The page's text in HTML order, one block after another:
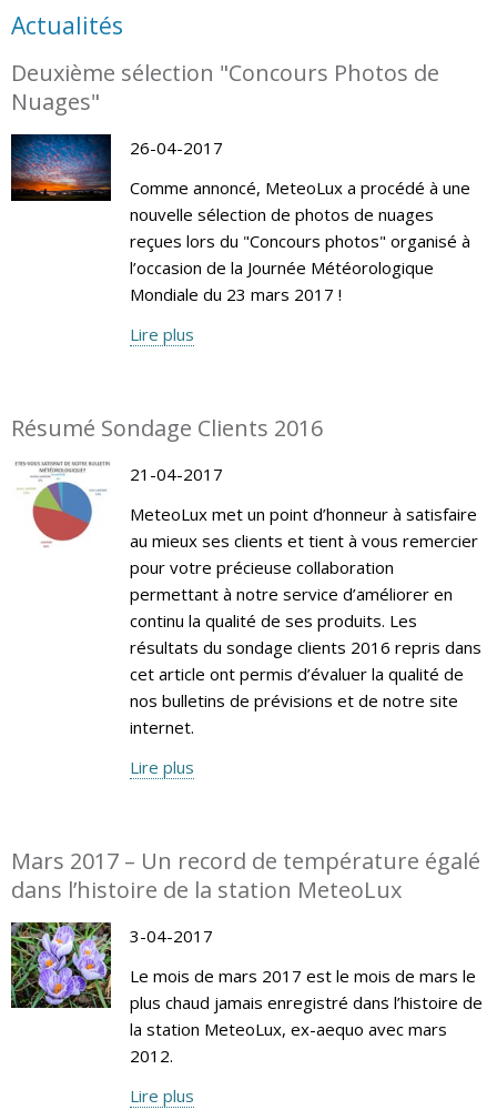
Actualités
Deuxième sélection "Concours Photos de
Nuages"
26-04-2017
Comme annoncé, MeteoLux a procédé à une
nouvelle sélection de photos de nuages
reçues lors du "Concours photos" organisé à
l’occasion de la Journée Météorologique
Mondiale du 23 mars 2017 !
Lire plus
Résumé Sondage Clients 2016
21-04-2017
MeteoLux met un point d’honneur à satisfaire
au mieux ses clients et tient à vous remercier
pour votre précieuse collaboration
permettant à notre service d’améliorer en
continu la qualité de ses produits. Les
résultats du sondage clients 2016 repris dans
cet article ont permis d’évaluer la qualité de
nos bulletins de prévisions et de notre site
internet.
Lire plus
Mars 2017 – Un record de température égalé
dans l’histoire de la station MeteoLux
3-04-2017
Le mois de mars 2017 est le mois de mars le
plus chaud jamais enregistré dans l’histoire de
la station MeteoLux, ex-aequo avec mars
2012.
Lire plus